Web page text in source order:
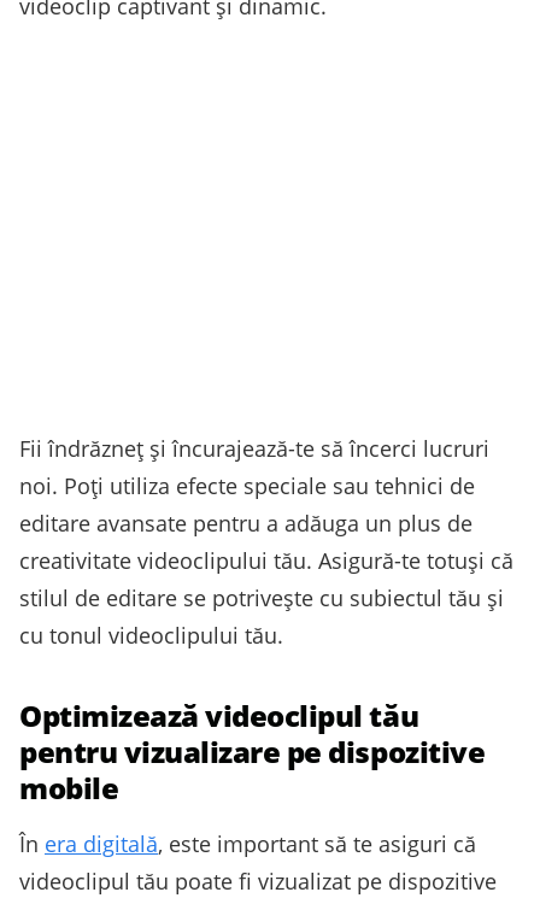
videoclip captivant și dinamic.
Fii îndrăzneț și încurajează-te să încerci lucruri
noi. Poți utiliza efecte speciale sau tehnici de
editare avansate pentru a adăuga un plus de
creativitate videoclipului tău. Asigură-te totuși că
stilul de editare se potrivește cu subiectul tău și
cu tonul videoclipului tău.
Optimizează videoclipul tău
pentru vizualizare pe dispozitive
mobile
În era digitală, este important să te asiguri că
videoclipul tău poate fi vizualizat pe dispozitive